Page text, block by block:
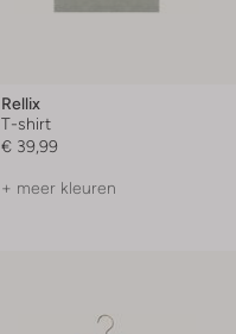
Rellix
T-shirt
€ 39,99
+ meer kleuren